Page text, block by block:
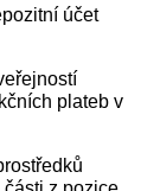
účet
plateb v